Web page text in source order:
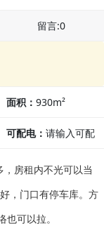
留言:0
面积： 930m²
可配电： 请输入可配
电
房租内不光可以当
，门口有停车库。方
可以拉。